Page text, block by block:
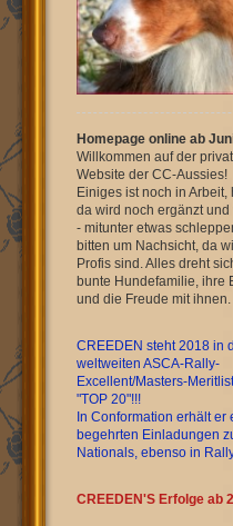
Homepage online ab
Willkommen auf der
Website der CC-Aussies!
Einiges ist noch in Arbeit,
da wird noch ergänzt und
- mitunter etwas
bitten um Nachsicht, da
Profis sind. Alles dreht
bunte Hundefamilie, ihre
und die Freude mit ihnen.
CREEDEN steht 2018 in
weltweiten ASCA-Rally-
Excellent/Masters-
"TOP 20"!!!
In Conformation erhält er
begehrten Einladungen
Nationals, ebenso in
CREEDEN'S Erfolge ab